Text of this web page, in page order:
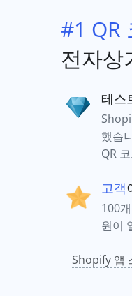
#1 QR
전자상
테스
했습
QR
고객
100
원이
Shopify 앱